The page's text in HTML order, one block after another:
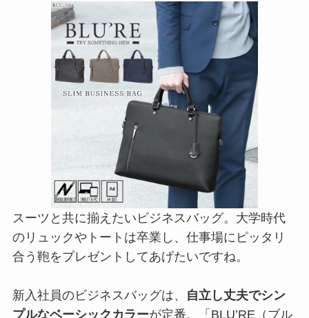
スーツと共に揃えたいビジネスバッグ。大学時代
のリュックやトートは卒業し、仕事場にピッタリ
合う鞄をプレゼントしてあげたいですね。
新入社員のビジネスバッグは、
自立し丈夫でシン
プルなベーシックカラーが定番。「BLU’RE（ブル